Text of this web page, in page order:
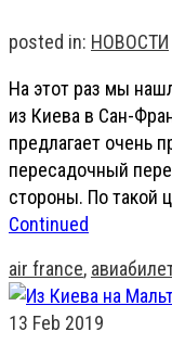
posted in: НОВОСТИ
На этот раз мы
из Киева в Сан-
предлагает очень
пересадочный
стороны. По такой
Continued
air france,
13 Feb 2019